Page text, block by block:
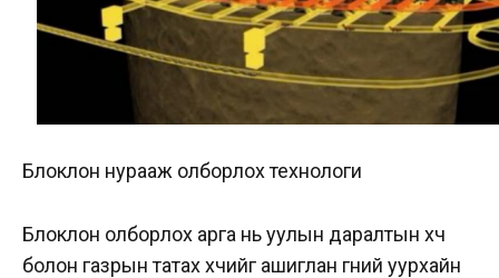
Блоклон нурааж олборлох технологи
Блоклон олборлох арга нь уулын даралтын хүч
болон газрын татах хүчийг ашиглан гүний уурхайн